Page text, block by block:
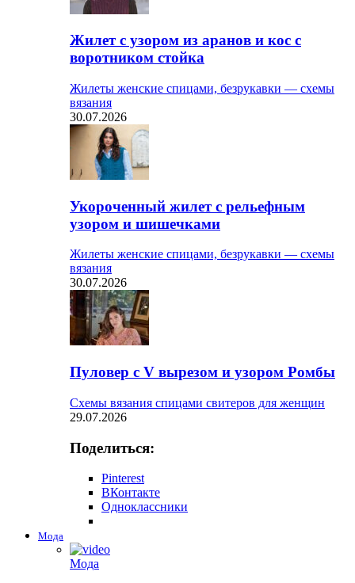
Жилет с узором из аранов и кос с
воротником стойка
Жилеты женские спицами, безрукавки — схемы
вязания
30.07.2026
Укороченный жилет с рельефным
узором и шишечками
Жилеты женские спицами, безрукавки — схемы
вязания
30.07.2026
Пуловер с V вырезом и узором Ромбы
Схемы вязания спицами свитеров для женщин
29.07.2026
Поделиться:
Pinterest
ВКонтакте
Одноклассники
Мода
Мода